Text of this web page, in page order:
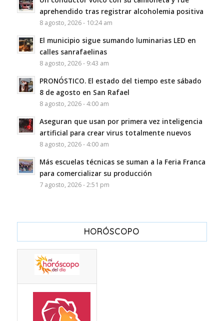
aprehendido tras registrar alcoholemia positiva
8 agosto, 2026 - 10:24 am
El municipio sigue sumando luminarias LED en
calles sanrafaelinas
8 agosto, 2026 - 9:43 am
PRONÓSTICO. El estado del tiempo este sábado
8 de agosto en San Rafael
8 agosto, 2026 - 4:00 am
Aseguran que usan por primera vez inteligencia
artificial para crear virus totalmente nuevos
8 agosto, 2026 - 4:00 am
Más escuelas técnicas se suman a la Feria Franca
para comercializar su producción
7 agosto, 2026 - 2:51 pm
HORÓSCOPO